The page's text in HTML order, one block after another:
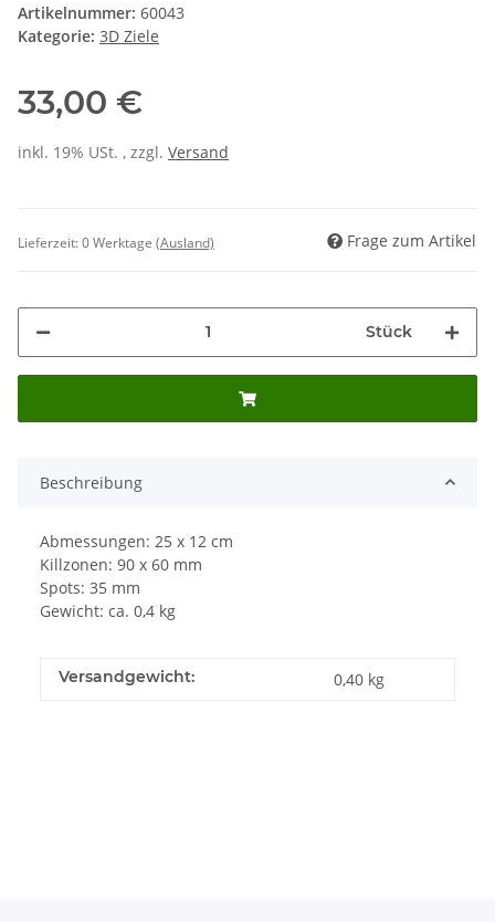
Artikelnummer: 60043
Kategorie: 3D Ziele
33,00 €
inkl. 19% USt. , zzgl. Versand
Lieferzeit:0 Werktage (Ausland) Frage zum Artikel
Stück
Beschreibung
Abmessungen: 25 x 12 cm
Killzonen: 90 x 60 mm
Spots: 35 mm
Gewicht: ca. 0,4 kg
Versandgewicht: 0,40 kg